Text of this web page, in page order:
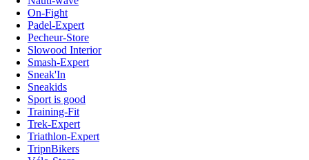
On-Fight
Padel-Expert
Pecheur-Store
Slowood Interior
Smash-Expert
Sneak'In
Sneakids
Sport is good
Training-Fit
Trek-Expert
Triathlon-Expert
TripnBikers